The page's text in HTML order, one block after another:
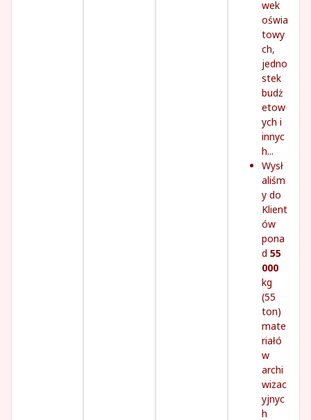
wek
oświa
towy
ch,
jedno
stek
budż
etow
ych i
innyc
h...
Wysł
aliśm
y do
Klient
ów
pona
d 55
000
kg
(55
ton)
mate
riałó
w
archi
wizac
yjnyc
h